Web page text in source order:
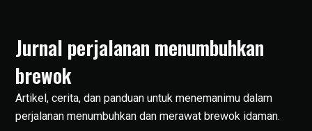
Jurnal perjalanan menumbuhkan
brewok
Artikel, cerita, dan panduan untuk menemanimu dalam
perjalanan menumbuhkan dan merawat brewok idaman.